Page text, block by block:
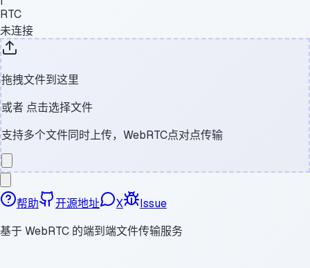
RTC
未连接
拖拽文件到这里
或者 点击选择文件
支持多个文件同时上传，WebRTC点对点传输
帮助 开源地址 X
Issue
基于 WebRTC 的端到端文件传输服务